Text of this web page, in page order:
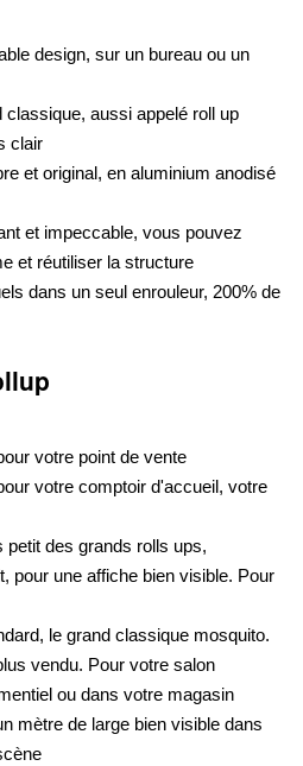
design, sur un bureau ou un
aussi appelé roll up
clair
et original, en aluminium anodisé
et impeccable, vous pouvez
et réutiliser la structure
dans un seul enrouleur, 200% de
votre point de vente
votre comptoir d'accueil, votre
petit des grands rolls ups,
pour une affiche bien visible. Pour
le grand classique mosquito.
vendu. Pour votre salon
ou dans votre magasin
mètre de large bien visible dans